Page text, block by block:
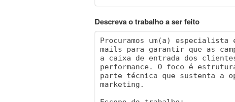
Descreva o trabalho a ser feito